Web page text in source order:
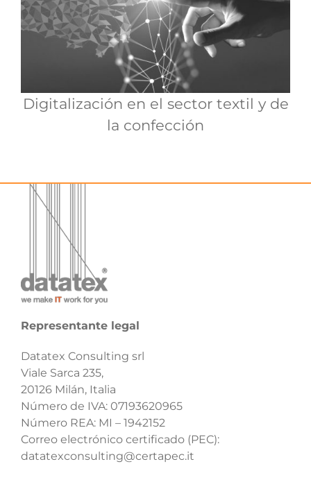
Digitalización en el sector textil y de
la confección
Representante legal
Datatex Consulting srl
Viale Sarca 235,
20126 Milán, Italia
Número de IVA: 07193620965
Número REA: MI – 1942152
Correo electrónico certificado (PEC):
datatexconsulting@certapec.it